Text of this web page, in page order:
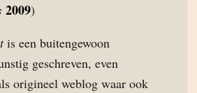
2009)
is een buitengewoon
geschreven, even
origineel weblog waar ook